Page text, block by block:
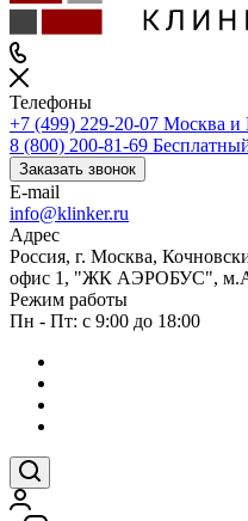
Телефоны
+7 (499) 229-20-07 Москва и
8 (800) 200-81-69
Заказать звонок
E-mail
info@klinker.ru
Адрес
Россия, г. Москва,
офис 1, "ЖК АЭРОБУС",
Режим работы
Пн - Пт: с 9:00 до 18:00